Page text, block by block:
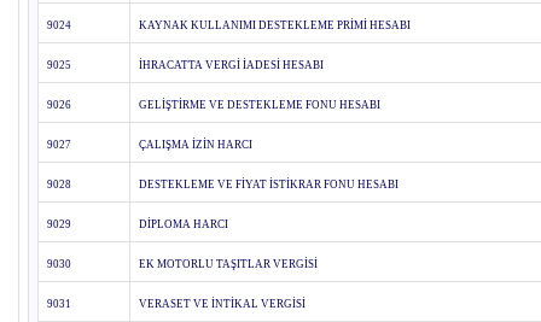
9024 KAYNAK KULLANIMI DESTEKLEME PRİMİ HESABI
9025 İHRACATTA VERGİ İADESİ HESABI
9026 GELİŞTİRME VE DESTEKLEME FONU HESABI
9027 ÇALIŞMA İZİN HARCI
9028 DESTEKLEME VE FİYAT İSTİKRAR FONU HESABI
9029 DİPLOMA HARCI
9030 EK MOTORLU TAŞITLAR VERGİSİ
9031 VERASET VE İNTİKAL VERGİSİ